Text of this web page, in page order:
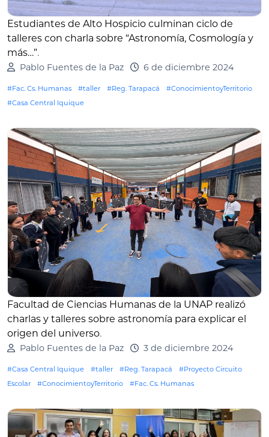
Estudiantes de Alto Hospicio culminan ciclo de
talleres con charla sobre “Astronomía, Cosmología y
más…”.
Pablo Fuentes de la Paz 6 de diciembre 2024
#Fac. Cs. Humanas #taller #Reg. Tarapacá
#ConocimientoyTerritorio
#Casa Central Iquique
Facultad de Ciencias Humanas de la UNAP realizó
charlas y talleres sobre astronomía para explicar el
origen del universo.
Pablo Fuentes de la Paz 3 de diciembre 2024
#Casa Central Iquique #taller #Reg. Tarapacá
#Proyecto Circuito
Escolar
#ConocimientoyTerritorio #Fac. Cs. Humanas